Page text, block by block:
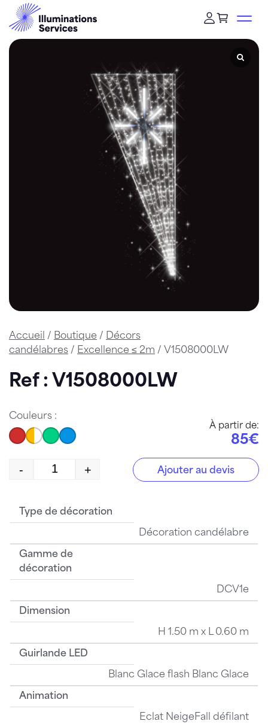
Accueil / Boutique / Décors
candélabres / Excellence ≤ 2m / V1508000LW
Ref : V1508000LW
Couleurs :
À partir de:
85€
quantité de V1508000LW
- + Ajouter au devis
Type de décoration
Décoration candélabre
Gamme de
décoration
DCV1e
Dimension
H 1.50 m x L 0.60 m
Guirlande LED
Blanc Glace flash Blanc Glace
Animation
Eclat NeigeFall défilant